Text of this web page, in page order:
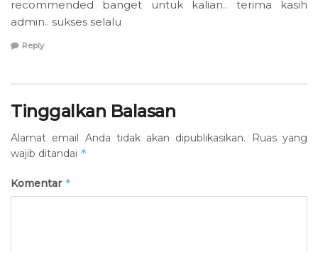
recommended banget untuk kalian.. terima kasih
admin.. sukses selalu
Reply
Tinggalkan Balasan
Alamat email Anda tidak akan dipublikasikan.
Ruas yang
wajib ditandai *
Komentar *